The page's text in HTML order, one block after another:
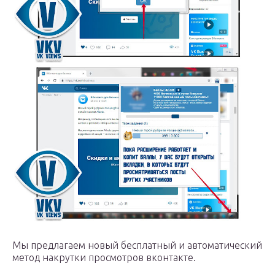
Мы предлагаем новый бесплатный и автоматический
метод накрутки просмотров вконтакте.